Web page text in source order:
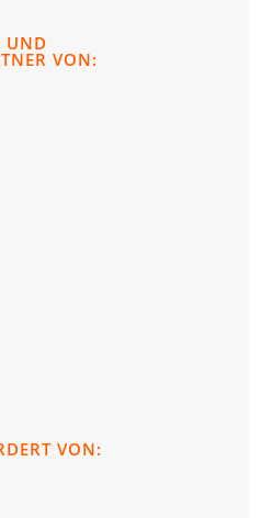
UND
VON:
VON: